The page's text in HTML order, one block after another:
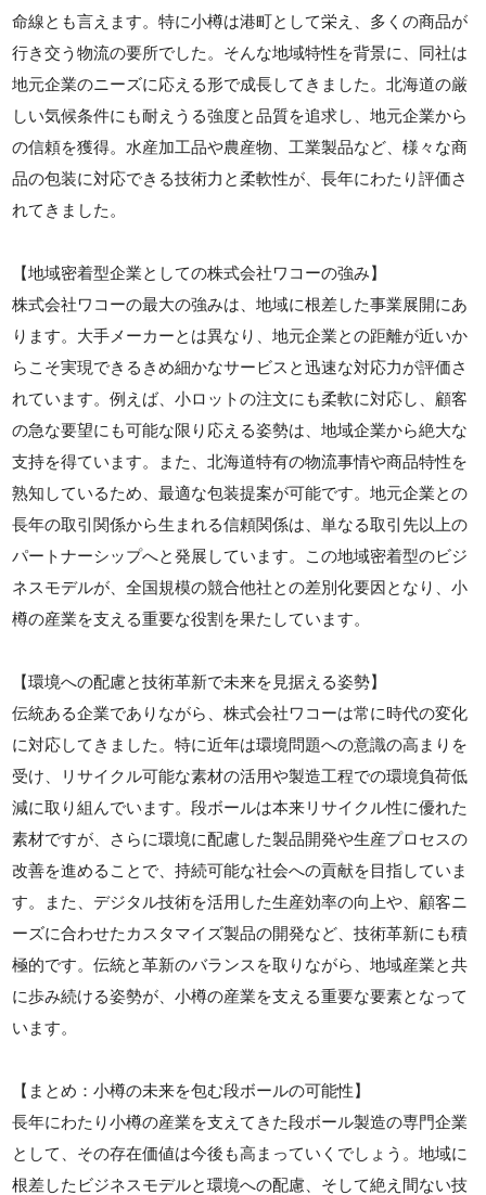
命線とも言えます。特に小樽は港町として栄え、多くの商品が
行き交う物流の要所でした。そんな地域特性を背景に、同社は
地元企業のニーズに応える形で成長してきました。北海道の厳
しい気候条件にも耐えうる強度と品質を追求し、地元企業から
の信頼を獲得。水産加工品や農産物、工業製品など、様々な商
品の包装に対応できる技術力と柔軟性が、長年にわたり評価さ
れてきました。
【地域密着型企業としての株式会社ワコーの強み】
株式会社ワコーの最大の強みは、地域に根差した事業展開にあ
ります。大手メーカーとは異なり、地元企業との距離が近いか
らこそ実現できるきめ細かなサービスと迅速な対応力が評価さ
れています。例えば、小ロットの注文にも柔軟に対応し、顧客
の急な要望にも可能な限り応える姿勢は、地域企業から絶大な
支持を得ています。また、北海道特有の物流事情や商品特性を
熟知しているため、最適な包装提案が可能です。地元企業との
長年の取引関係から生まれる信頼関係は、単なる取引先以上の
パートナーシップへと発展しています。この地域密着型のビジ
ネスモデルが、全国規模の競合他社との差別化要因となり、小
樽の産業を支える重要な役割を果たしています。
【環境への配慮と技術革新で未来を見据える姿勢】
伝統ある企業でありながら、株式会社ワコーは常に時代の変化
に対応してきました。特に近年は環境問題への意識の高まりを
受け、リサイクル可能な素材の活用や製造工程での環境負荷低
減に取り組んでいます。段ボールは本来リサイクル性に優れた
素材ですが、さらに環境に配慮した製品開発や生産プロセスの
改善を進めることで、持続可能な社会への貢献を目指していま
す。また、デジタル技術を活用した生産効率の向上や、顧客ニ
ーズに合わせたカスタマイズ製品の開発など、技術革新にも積
極的です。伝統と革新のバランスを取りながら、地域産業と共
に歩み続ける姿勢が、小樽の産業を支える重要な要素となって
います。
【まとめ：小樽の未来を包む段ボールの可能性】
長年にわたり小樽の産業を支えてきた段ボール製造の専門企業
として、その存在価値は今後も高まっていくでしょう。地域に
根差したビジネスモデルと環境への配慮、そして絶え間ない技